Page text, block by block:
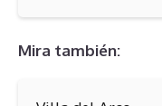
Mira también: